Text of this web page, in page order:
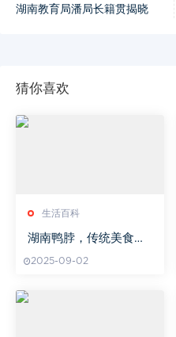
湖南教育局潘局长籍贯揭晓
猜你喜欢
生活百科
湖南鸭脖，传统美食的
南
2025-09-02